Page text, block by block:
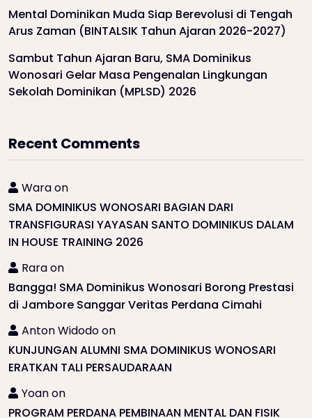
Mental Dominikan Muda Siap Berevolusi di Tengah
Arus Zaman (BINTALSIK Tahun Ajaran 2026-2027)
Sambut Tahun Ajaran Baru, SMA Dominikus
Wonosari Gelar Masa Pengenalan Lingkungan
Sekolah Dominikan (MPLSD) 2026
Recent Comments
Waraon
SMA DOMINIKUS WONOSARI BAGIAN DARI
TRANSFIGURASI YAYASAN SANTO DOMINIKUS DALAM
IN HOUSE TRAINING 2026
Raraon
Bangga! SMA Dominikus Wonosari Borong Prestasi
di Jambore Sanggar Veritas Perdana Cimahi
Anton Widodoon
KUNJUNGAN ALUMNI SMA DOMINIKUS WONOSARI
ERATKAN TALI PERSAUDARAAN
Yoanon
PROGRAM PERDANA PEMBINAAN MENTAL DAN FISIK